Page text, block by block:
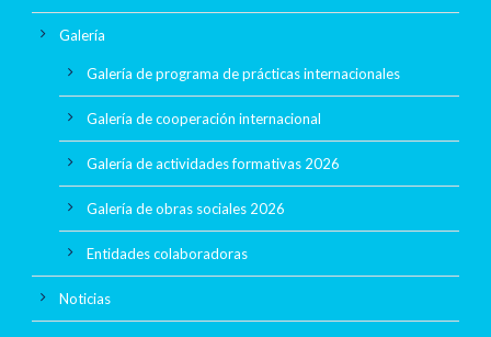
Galería
Galería de programa de prácticas internacionales
Galería de cooperación internacional
Galería de actividades formativas 2026
Galería de obras sociales 2026
Entidades colaboradoras
Noticias